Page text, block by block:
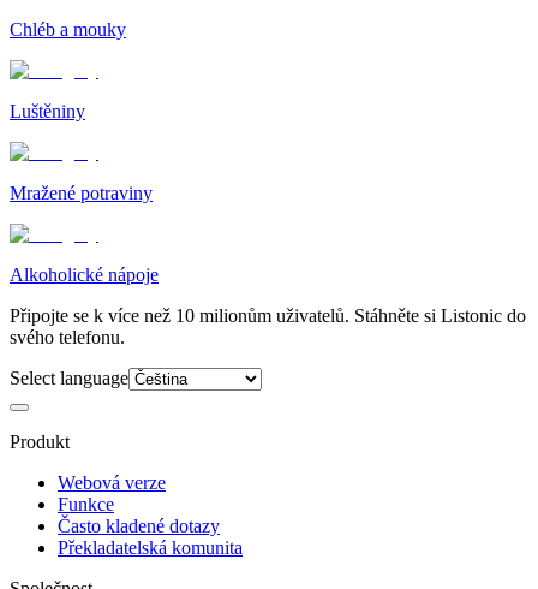
Chléb a mouky
Luštěniny
Mražené potraviny
Alkoholické nápoje
Připojte se k více než 10 milionům uživatelů. Stáhněte si Listonic do
svého telefonu.
Select language
Produkt
Webová verze
Funkce
Často kladené dotazy
Překladatelská komunita